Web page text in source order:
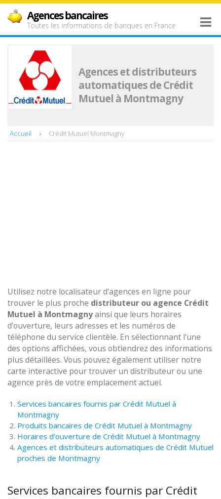
Agences bancaires
Toutes les informations de banques en France
Agences et distributeurs
automatiques de Crédit
Mutuel à Montmagny
Accueil Crédit Mutuel Montmagny
Utilisez notre localisateur d'agences en ligne pour
trouver le plus proche distributeur ou agence Crédit
Mutuel à Montmagnyainsi que leurs horaires
d'ouverture, leurs adresses et les numéros de
téléphone du service clientèle. En sélectionnant l'une
des options affichées, vous obtiendrez des informations
plus détaillées. Vous pouvez également utiliser notre
carte interactive pour trouver un distributeur ou une
agence près de votre emplacement actuel.
Services bancaires fournis par Crédit Mutuel à
Montmagny
Produits bancaires de Crédit Mutuel à Montmagny
Horaires d'ouverture de Crédit Mutuel à Montmagny
Agences et distributeurs automatiques de Crédit Mutuel
proches de Montmagny
Services bancaires fournis par Crédit